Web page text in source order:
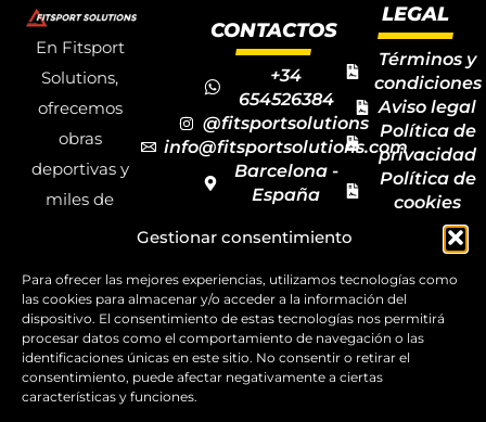
Gestionar consentimiento
Para ofrecer las mejores experiencias, utilizamos tecnologías como
las cookies para almacenar y/o acceder a la información del
dispositivo. El consentimiento de estas tecnologías nos permitirá
procesar datos como el comportamiento de navegación o las
identificaciones únicas en este sitio. No consentir o retirar el
consentimiento, puede afectar negativamente a ciertas
características y funciones.
En Fitsport
Solutions,
ofrecemos
obras
deportivas y
miles de
deportivos
para todas las
disciplinas,
garantizando
la calidad y el
CONTACTOS
+34
654526384
@fitsportsolutions
info@fitsportsolutions.com
Barcelona -
España
de contacto
LEGAL
Términos y
condiciones
Aviso legal
Política de
privacidad
Política de
cookies
Mapa del
sitio